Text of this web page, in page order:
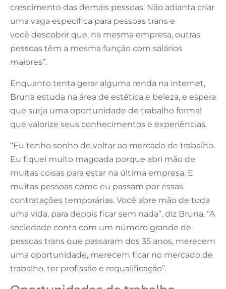
crescimento das demais pessoas. Não adianta criar
uma vaga específica para pessoas trans e
você descobrir que, na mesma empresa, outras
pessoas têm a mesma função com salários
maiores”.
Enquanto tenta gerar alguma renda na internet,
Bruna estuda na área de estética e beleza, e espera
que surja uma oportunidade de trabalho formal
que valorize seus conhecimentos e experiências.
“Eu tenho sonho de voltar ao mercado de trabalho.
Eu fiquei muito magoada porque abri mão de
muitas coisas para estar na última empresa. E
muitas pessoas como eu passam por essas
contratações temporárias. Você abre mão de toda
uma vida, para depois ficar sem nada”, diz Bruna. “A
sociedade conta com um número grande de
pessoas trans que passaram dos 35 anos, merecem
uma oportunidade, merecem ficar no mercado de
trabalho, ter profissão e requalificação”.